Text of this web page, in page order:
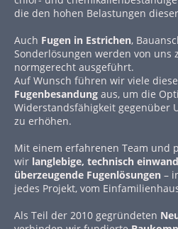
die den hohen Belastungen
Auch Fugen in Estrichen,
Sonderlösungen werden von uns
normgerecht ausgeführt.
Auf Wunsch führen wir viele
Fugenbesandung aus, um die
Widerstandsfähigkeit gegenüber
zu erhöhen.
Mit einem erfahrenen Team und
wir langlebige, technisch
überzeugende Fugenlösungen –
jedes Projekt, vom
Als Teil der 2010 gegründeten